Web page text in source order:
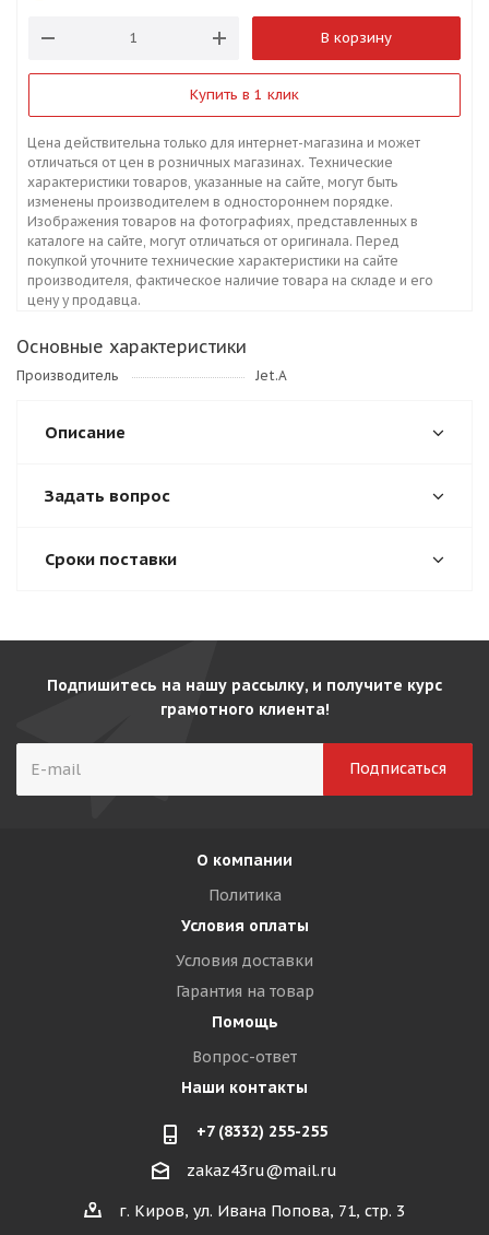
В корзину
Купить в 1 клик
Цена действительна только для интернет-магазина и может
отличаться от цен в розничных магазинах. Технические
характеристики товаров, указанные на сайте, могут быть
изменены производителем в одностороннем порядке.
Изображения товаров на фотографиях, представленных в
каталоге на сайте, могут отличаться от оригинала. Перед
покупкой уточните технические характеристики на сайте
производителя, фактическое наличие товара на складе и его
цену у продавца.
Основные характеристики
Производитель Jet.A
Описание
Задать вопрос
Сроки поставки
Подпишитесь на нашу рассылку, и получите курс
грамотного клиента!
О компании
Политика
Условия оплаты
Условия доставки
Гарантия на товар
Помощь
Вопрос-ответ
Наши контакты
+7 (8332) 255-255
zakaz43ru@mail.ru
г. Киров, ул. Ивана Попова, 71, стр. 3